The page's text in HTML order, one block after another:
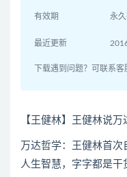
有效期 永
最近更新
下载遇到问题？可联系
【王健林】王健林说万
万达哲学：王健林首
人生智慧，字字都是